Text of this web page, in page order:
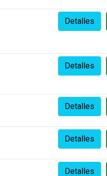
Detalles
Detalles
Detalles
Detalles
Detalles